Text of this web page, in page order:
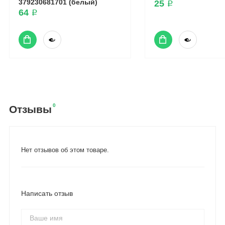
379230681701 (белый)
64 ₽
25 ₽
Отзывы 0
Нет отзывов об этом товаре.
Написать отзыв